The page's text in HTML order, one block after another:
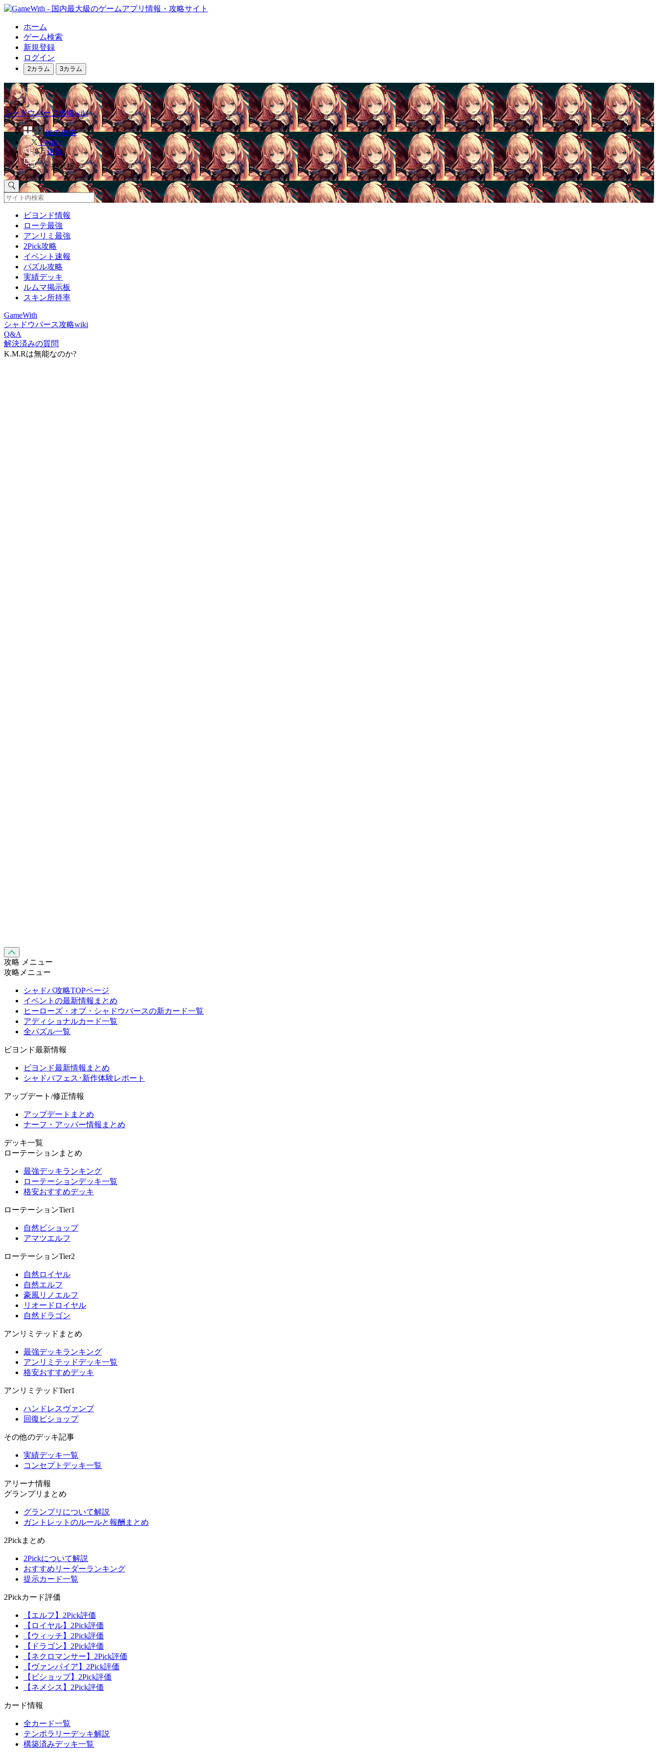
ホーム
ゲーム検索
新規登録
ログイン
2カラム 3カラム
シャドウバース攻略wiki
他の攻略
Twitter
速報
掲示板
ビヨンド情報
ローテ最強
アンリミ最強
2Pick攻略
イベント速報
パズル攻略
実績デッキ
ルムマ掲示板
スキン所持率
GameWith
シャドウバース攻略wiki
Q&A
解決済みの質問
K.M.Rは無能なのか?
攻略 メニュー
攻略メニュー
シャドバ攻略TOPページ
イベントの最新情報まとめ
ヒーローズ・オブ・シャドウバースの新カード一覧
アディショナルカード一覧
全パズル一覧
ビヨンド最新情報
ビヨンド最新情報まとめ
シャドバフェス･新作体験レポート
アップデート/修正情報
アップデートまとめ
ナーフ・アッパー情報まとめ
デッキ一覧
ローテーションまとめ
最強デッキランキング
ローテーションデッキ一覧
格安おすすめデッキ
ローテーションTier1
自然ビショップ
アマツエルフ
ローテーションTier2
自然ロイヤル
自然エルフ
豪風リノエルフ
リオードロイヤル
自然ドラゴン
アンリミテッドまとめ
最強デッキランキング
アンリミテッドデッキ一覧
格安おすすめデッキ
アンリミテッドTier1
ハンドレスヴァンプ
回復ビショップ
その他のデッキ記事
実績デッキ一覧
コンセプトデッキ一覧
アリーナ情報
グランプリまとめ
グランプリについて解説
ガントレットのルールと報酬まとめ
2Pickまとめ
2Pickについて解説
おすすめリーダーランキング
提示カード一覧
2Pickカード評価
【エルフ】2Pick評価
【ロイヤル】2Pick評価
【ウィッチ】2Pick評価
【ドラゴン】2Pick評価
【ネクロマンサー】2Pick評価
【ヴァンパイア】2Pick評価
【ビショップ】2Pick評価
【ネメシス】2Pick評価
カード情報
全カード一覧
テンポラリーデッキ解説
構築済みデッキ一覧